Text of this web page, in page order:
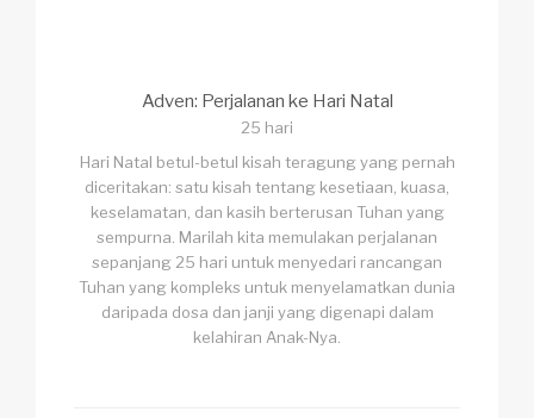
Adven: Perjalanan ke Hari Natal
25 hari
Hari Natal betul-betul kisah teragung yang pernah
diceritakan: satu kisah tentang kesetiaan, kuasa,
keselamatan, dan kasih berterusan Tuhan yang
sempurna. Marilah kita memulakan perjalanan
sepanjang 25 hari untuk menyedari rancangan
Tuhan yang kompleks untuk menyelamatkan dunia
daripada dosa dan janji yang digenapi dalam
kelahiran Anak-Nya.